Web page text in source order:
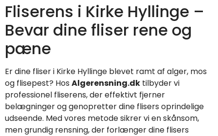
Fliserens i Kirke Hyllinge –
Bevar dine fliser rene og
pæne
Er dine fliser i Kirke Hyllinge blevet ramt af alger, mos
og flisepest? Hos Algerensning.dk tilbyder vi
professionel fliserens, der effektivt fjerner
belægninger og genopretter dine flisers oprindelige
udseende. Med vores metode sikrer vi en skånsom,
men grundig rensning, der forlænger dine flisers